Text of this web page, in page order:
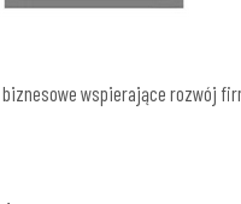
wspierające rozwój